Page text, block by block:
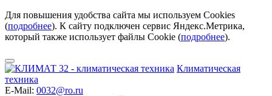
Для повышения удобства сайта мы используем Cookies
(подробнее). К сайту подключен сервис Яндекс.Метрика,
который также использует файлы Cookie (подробнее).
Климатическая
техника
E-Mail: 0032@ro.ru